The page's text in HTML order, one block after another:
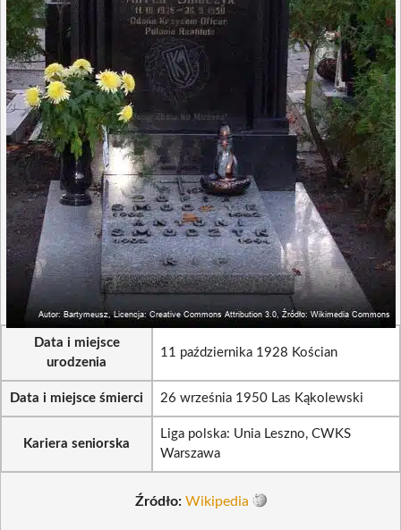
Data i miejsce
urodzenia
11 października 1928 Kościan
Data i miejsce śmierci 26 września 1950 Las Kąkolewski
Kariera seniorska
Liga polska: Unia Leszno, CWKS
Warszawa
Źródło: Wikipedia